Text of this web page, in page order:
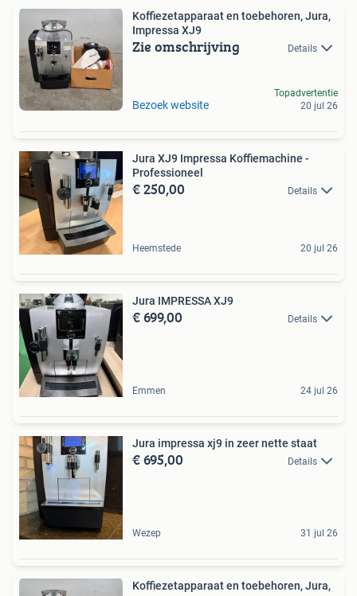
Koffiezetapparaat en toebehoren, Jura,
Impressa XJ9
Zie omschrijving Details
Bezoek website
Topadvertentie
20 jul 26
Jura XJ9 Impressa Koffiemachine -
Professioneel
€ 250,00 Details
Heemstede 20 jul 26
Jura IMPRESSA XJ9
€ 699,00 Details
Emmen 24 jul 26
Jura impressa xj9 in zeer nette staat
€ 695,00 Details
Wezep 31 jul 26
Koffiezetapparaat en toebehoren, Jura,